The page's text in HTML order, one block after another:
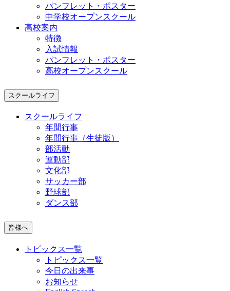
パンフレット・ポスター
中学校オープンスクール
高校案内
特徴
入試情報
パンフレット・ポスター
高校オープンスクール
スクールライフ
スクールライフ
年間行事
年間行事（生徒版）
部活動
運動部
文化部
サッカー部
野球部
ダンス部
皆様へ
トピックス一覧
トピックス一覧
今日の出来事
お知らせ